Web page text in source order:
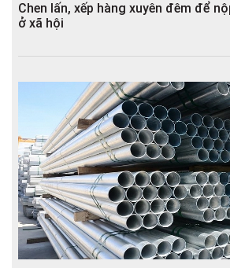
Chen lấn, xếp hàng xuyên đêm để
ở xã hội